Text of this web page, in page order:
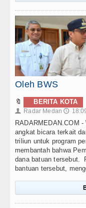
Oleh BWS
🔖 BERITA KOTA
👤 Radar Medan 🕔
RADARMEDAN.COM
angkat bicara terkait
triliun untuk program
membantah bahwa
dana batuan tersebut.
bantuan tersebut,